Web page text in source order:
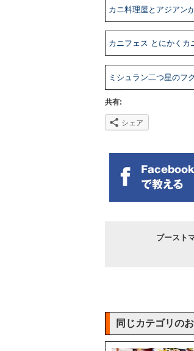
カニ料理屋とアジアン
カニフェス とにかくカ
ミシュラン二つ星のフ
共有:
シェア
ブースト
同じカテゴリの